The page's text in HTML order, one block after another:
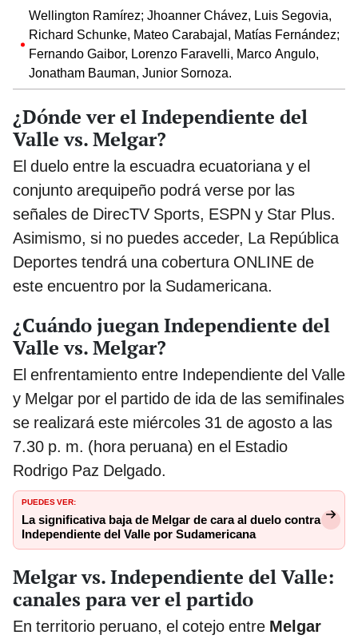
Wellington Ramírez; Jhoanner Chávez, Luis Segovia,
Richard Schunke, Mateo Carabajal, Matías Fernández;
Fernando Gaibor, Lorenzo Faravelli, Marco Angulo,
Jonatham Bauman, Junior Sornoza.
¿Dónde ver el Independiente del
Valle vs. Melgar?
El duelo entre la escuadra ecuatoriana y el
conjunto arequipeño podrá verse por las
señales de DirecTV Sports, ESPN y Star Plus.
Asimismo, si no puedes acceder, La República
Deportes tendrá una cobertura ONLINE de
este encuentro por la Sudamericana.
¿Cuándo juegan Independiente del
Valle vs. Melgar?
El enfrentamiento entre Independiente del Valle
y Melgar por el partido de ida de las semifinales
se realizará este miércoles 31 de agosto a las
7.30 p. m. (hora peruana) en el Estadio
Rodrigo Paz Delgado.
PUEDES VER:
La significativa baja de Melgar de cara al duelo contra
Independiente del Valle por Sudamericana
Melgar vs. Independiente del Valle:
canales para ver el partido
En territorio peruano, el cotejo entre Melgar